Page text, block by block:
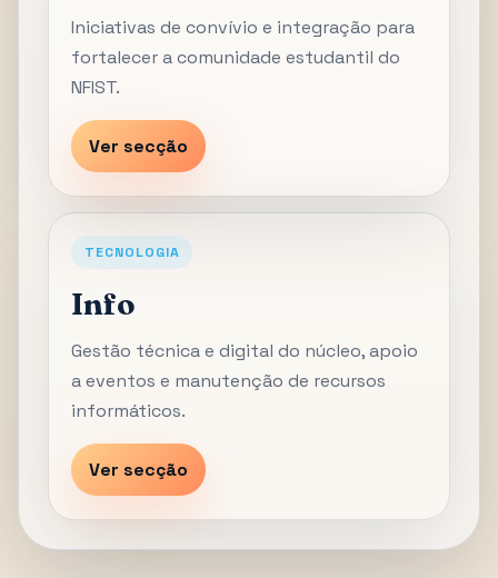
Iniciativas de convívio e integração para
fortalecer a comunidade estudantil do
NFIST.
Ver secção
TECNOLOGIA
Info
Gestão técnica e digital do núcleo, apoio
a eventos e manutenção de recursos
informáticos.
Ver secção